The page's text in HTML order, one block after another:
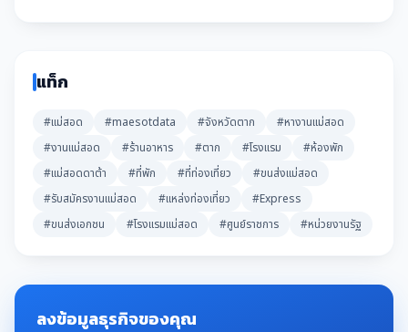
แท็ก
#แม่สอด #maesotdata #จังหวัดตาก
#หางานแม่สอด
#งานแม่สอด
#ร้านอาหาร #ตาก #โรงแรม
#ห้องพัก
#แม่สอดดาต้า
#ที่พัก #ที่ท่องเที่ยว
#ขนส่งแม่สอด
#รับสมัครงานแม่สอด
#แหล่งท่องเที่ยว
#Express
#ขนส่งเอกชน
#โรงแรมแม่สอด #ศูนย์ราชการ #หน่วยงานรัฐ
ลงข้อมูลธุรกิจของคุณ